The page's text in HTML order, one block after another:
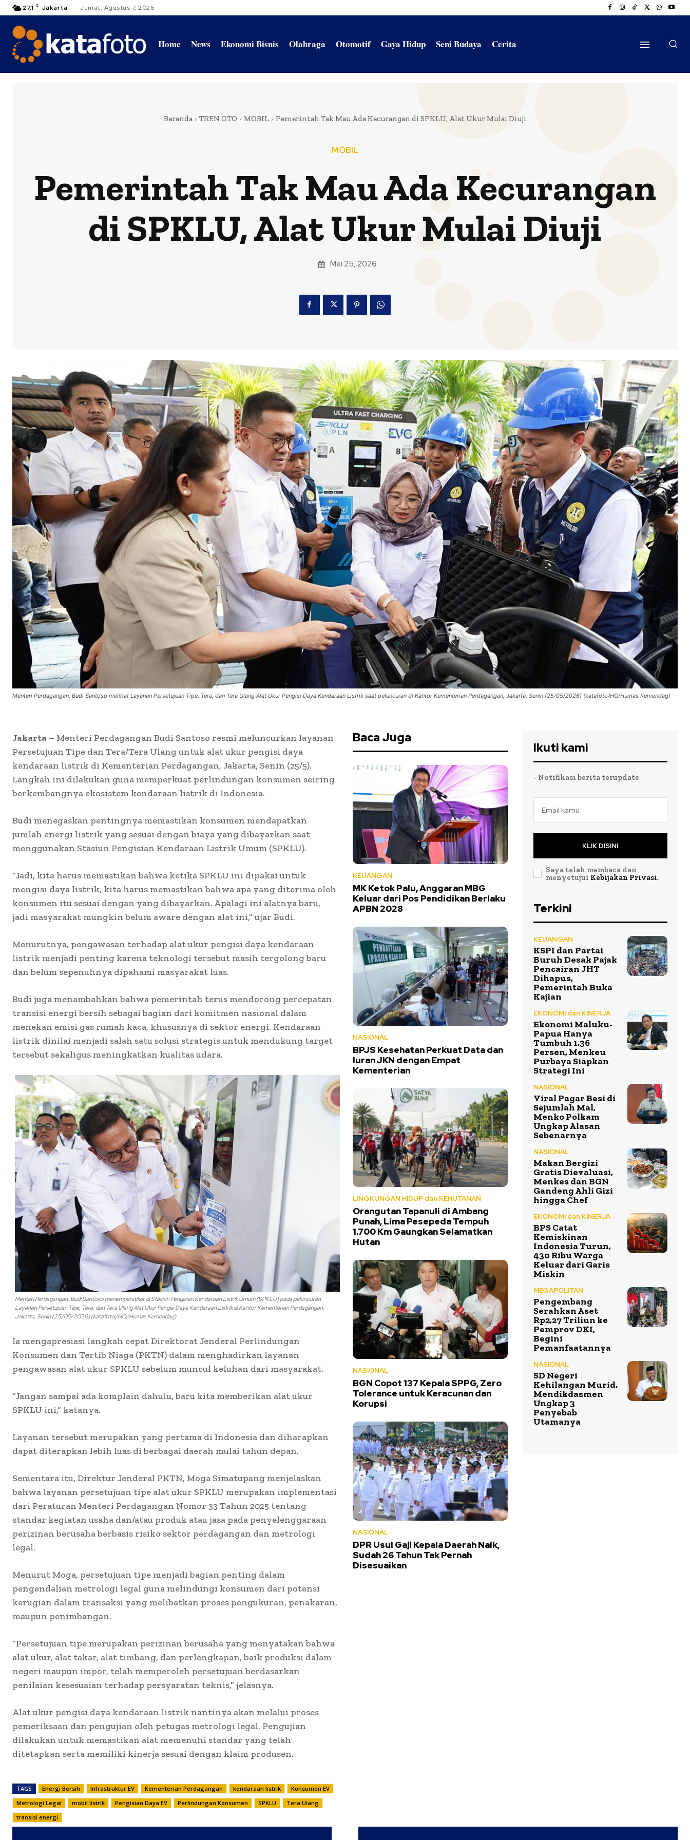
27.1 C Jakarta Jumat, Agustus 7, 2026
Home News Ekonomi Bisnis Olahraga Otomotif Gaya Hidup Seni Budaya Cerita
Beranda TREN OTO MOBIL Pemerintah Tak Mau Ada Kecurangan di SPKLU, Alat Ukur Mulai Diuji
MOBIL
Pemerintah Tak Mau Ada Kecurangan
di SPKLU, Alat Ukur Mulai Diuji
Mei 25, 2026
Menteri Perdagangan, Budi Santoso melihat Layanan Persetujuan Tipe, Tera, dan Tera Ulang Alat Ukur Pengisi Daya Kendaraan Listrik saat peluncuran di Kantor Kementerian Perdagangan, Jakarta, Senin (25/05/2026) (katafoto/HO/Humas Kemendag)
Jakarta – Menteri Perdagangan Budi Santoso resmi meluncurkan layanan
Persetujuan Tipe dan Tera/Tera Ulang untuk alat ukur pengisi daya
kendaraan listrik di Kementerian Perdagangan, Jakarta, Senin (25/5).
Langkah ini dilakukan guna memperkuat perlindungan konsumen seiring
berkembangnya ekosistem kendaraan listrik di Indonesia.
Budi menegaskan pentingnya memastikan konsumen mendapatkan
jumlah energi listrik yang sesuai dengan biaya yang dibayarkan saat
menggunakan Stasiun Pengisian Kendaraan Listrik Umum (SPKLU).
“Jadi, kita harus memastikan bahwa ketika SPKLU ini dipakai untuk
mengisi daya listrik, kita harus memastikan bahwa apa yang diterima oleh
konsumen itu sesuai dengan yang dibayarkan. Apalagi ini alatnya baru,
jadi masyarakat mungkin belum aware dengan alat ini,” ujar Budi.
Menurutnya, pengawasan terhadap alat ukur pengisi daya kendaraan
listrik menjadi penting karena teknologi tersebut masih tergolong baru
dan belum sepenuhnya dipahami masyarakat luas.
Budi juga menambahkan bahwa pemerintah terus mendorong percepatan
transisi energi bersih sebagai bagian dari komitmen nasional dalam
menekan emisi gas rumah kaca, khususnya di sektor energi. Kendaraan
listrik dinilai menjadi salah satu solusi strategis untuk mendukung target
tersebut sekaligus meningkatkan kualitas udara.
Menteri Perdagangan, Budi Santoso menempel stiker di Stasiun Pengisian Kendaraan Listrik Umum (SPKLU) pada peluncuran
Layanan Persetujuan Tipe, Tera, dan Tera Ulang Alat Ukur Pengisi Daya Kendaraan Listrik di Kantor Kementerian Perdagangan,
Jakarta, Senin (25/05/2026) (katafoto/HO/Humas Kemendag)
Ia mengapresiasi langkah cepat Direktorat Jenderal Perlindungan
Konsumen dan Tertib Niaga (PKTN) dalam menghadirkan layanan
pengawasan alat ukur SPKLU sebelum muncul keluhan dari masyarakat.
“Jangan sampai ada komplain dahulu, baru kita memberikan alat ukur
SPKLU ini,” katanya.
Layanan tersebut merupakan yang pertama di Indonesia dan diharapkan
dapat diterapkan lebih luas di berbagai daerah mulai tahun depan.
Sementara itu, Direktur Jenderal PKTN, Moga Simatupang menjelaskan
bahwa layanan persetujuan tipe alat ukur SPKLU merupakan implementasi
dari Peraturan Menteri Perdagangan Nomor 33 Tahun 2025 tentang
standar kegiatan usaha dan/atau produk atau jasa pada penyelenggaraan
perizinan berusaha berbasis risiko sektor perdagangan dan metrologi
legal.
Menurut Moga, persetujuan tipe menjadi bagian penting dalam
pengendalian metrologi legal guna melindungi konsumen dari potensi
kerugian dalam transaksi yang melibatkan proses pengukuran, penakaran,
maupun penimbangan.
“Persetujuan tipe merupakan perizinan berusaha yang menyatakan bahwa
alat ukur, alat takar, alat timbang, dan perlengkapan, baik produksi dalam
negeri maupun impor, telah memperoleh persetujuan berdasarkan
penilaian kesesuaian terhadap persyaratan teknis,” jelasnya.
Alat ukur pengisi daya kendaraan listrik nantinya akan melalui proses
pemeriksaan dan pengujian oleh petugas metrologi legal. Pengujian
dilakukan untuk memastikan alat memenuhi standar yang telah
ditetapkan serta memiliki kinerja sesuai dengan klaim produsen.
TAGS Energi Bersih Infrastruktur EV Kementerian Perdagangan kendaraan listrik
Konsumen EV
Metrologi Legal
mobil listrik Pengisian Daya EV Perlindungan Konsumen SPKLU
Tera Ulang
transisi energi
Baca Juga
KEUANGAN
MK Ketok Palu, Anggaran MBG
Keluar dari Pos Pendidikan Berlaku
APBN 2028
NASIONAL
BPJS Kesehatan Perkuat Data dan
Iuran JKN dengan Empat
Kementerian
LINGKUNGAN HIDUP dan KEHUTANAN
Orangutan Tapanuli di Ambang
Punah, Lima Pesepeda Tempuh
1.700 Km Gaungkan Selamatkan
Hutan
NASIONAL
BGN Copot 137 Kepala SPPG, Zero
Tolerance untuk Keracunan dan
Korupsi
NASIONAL
DPR Usul Gaji Kepala Daerah Naik,
Sudah 26 Tahun Tak Pernah
Disesuaikan
Ikuti kami
- Notifikasi berita terupdate
KLIK DISINI
Saya telah membaca dan
menyetujui Kebijakan Privasi.
Terkini
KEUANGAN
KSPI dan Partai
Buruh Desak Pajak
Pencairan JHT
Dihapus,
Pemerintah Buka
Kajian
EKONOMI dan KINERJA
Ekonomi Maluku-
Papua Hanya
Tumbuh 1,36
Persen, Menkeu
Purbaya Siapkan
Strategi Ini
NASIONAL
Viral Pagar Besi di
Sejumlah Mal,
Menko Polkam
Ungkap Alasan
Sebenarnya
NASIONAL
Makan Bergizi
Gratis Dievaluasi,
Menkes dan BGN
Gandeng Ahli Gizi
hingga Chef
EKONOMI dan KINERJA
BPS Catat
Kemiskinan
Indonesia Turun,
430 Ribu Warga
Keluar dari Garis
Miskin
MEGAPOLITAN
Pengembang
Serahkan Aset
Rp2,27 Triliun ke
Pemprov DKI,
Begini
Pemanfaatannya
NASIONAL
SD Negeri
Kehilangan Murid,
Mendikdasmen
Ungkap 3
Penyebab
Utamanya